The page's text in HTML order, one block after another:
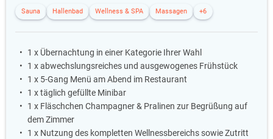
Sauna Hallenbad Wellness & SPA Massagen +6
1 x Übernachtung in einer Kategorie Ihrer Wahl
1 x abwechslungsreiches und ausgewogenes Frühstück
1 x 5-Gang Menü am Abend im Restaurant
1 x täglich gefüllte Minibar
1 x Fläschchen Champagner & Pralinen zur Begrüßung auf
dem Zimmer
1 x Nutzung des kompletten Wellnessbereichs sowie Zutritt